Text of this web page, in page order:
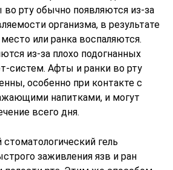
рту обычно появляются из-за
организма, в результате
или ранка воспаляются.
из-за плохо подогнанных
систем. Афты и ранки во рту
особенно при контакте с
напитками, и могут
всего дня.
гель
заживления язв и ран